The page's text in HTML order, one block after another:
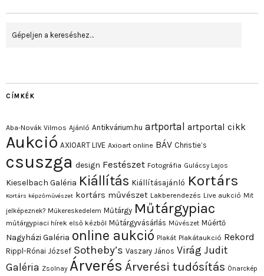
CÍMKÉK
Aba-Novák Vilmos Ajánló Antikvárium.hu artportal artportal cikk
Aukció AXIOART LIVE Axioart online BÁV Christie’s
csuszga design Festészet Fotográfia Gulácsy Lajos
Kieselbach Galéria Kiállítás Kiállításajánló Kortárs
Kortárs képzőművészet kortárs művészet Lakberendezés Live aukció Mit
jelképeznek? Műkereskedelem Műtárgy Műtárgypiac
műtárgypiaci hírek első kézből Műtárgyvásárlás Művészet Műértő
Nagyházi Galéria online aukció Plakát Plakátaukció Rekord
Rippl-Rónai József Sotheby’s Vaszary János Virág Judit
Galéria Zsolnay Árverés Árverési tudósítás Önarckép